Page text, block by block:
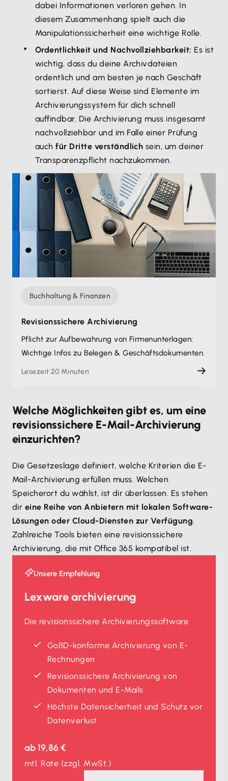
dabei Informationen verloren gehen. In
diesem Zusammenhang spielt auch die
Manipulationssicherheit eine wichtige Rolle.
Ordentlichkeit und Nachvollziehbarkeit: Es ist
wichtig, dass du deine Archivdateien
ordentlich und am besten je nach Geschäft
sortierst. Auf diese Weise sind Elemente im
Archivierungssystem für dich schnell
auffindbar. Die Archivierung muss insgesamt
nachvollziehbar und im Falle einer Prüfung
auchfür Dritte verständlich sein, um deiner
Transparenzpflicht nachzukommen.
Buchhaltung & Finanzen
Revisionssichere Archivierung
Pflicht zur Aufbewahrung von Firmenunterlagen:
Wichtige Infos zu Belegen & Geschäftsdokumenten.
Lesezeit 20 Minuten
Welche Möglichkeiten gibt es, um eine
revisionssichere E-Mail-Archivierung
einzurichten?
Die Gesetzeslage definiert, welche Kriterien die E-
Mail-Archivierung erfüllen muss. Welchen
Speicherort du wählst, ist dir überlassen. Es stehen
dir eine Reihe von Anbietern mit lokalen Software-
Lösungen oder Cloud-Diensten zur Verfügung.
Zahlreiche Tools bieten eine revisionssichere
Archivierung, die mit Office 365 kompatibel ist.
Unsere Empfehlung
Lexware archivierung
Die revisionssichere Archivierungssoftware
GoBD-konforme Archivierung von E-
Rechnungen
Revisionssichere Archivierung von
Dokumenten und E-Mails
Höchste Daten­sicherheit und Schutz vor
Datenverlust
ab 19,86 €
mtl. Rate (zzgl. MwSt.)